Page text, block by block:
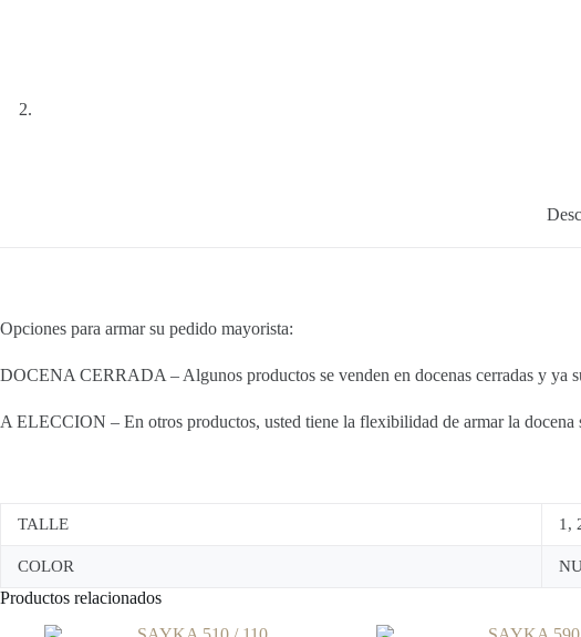
Opciones para armar su pedido mayorista:
DOCENA CERRADA – Algunos productos se venden en docenas cerradas y ya
A ELECCION – En otros productos, usted tiene la flexibilidad de armar la docena
TALLE 1,
COLOR
Productos relacionados